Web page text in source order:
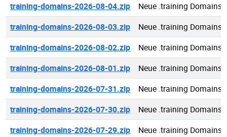
training-domains-2026-08-04.zip
Neue .training Domains
training-domains-2026-08-03.zip
Neue .training Domains
training-domains-2026-08-02.zip
Neue .training Domains
training-domains-2026-08-01.zip
Neue .training Domains
training-domains-2026-07-31.zip
Neue .training Domains
training-domains-2026-07-30.zip
Neue .training Domains
training-domains-2026-07-29.zip
Neue .training Domains